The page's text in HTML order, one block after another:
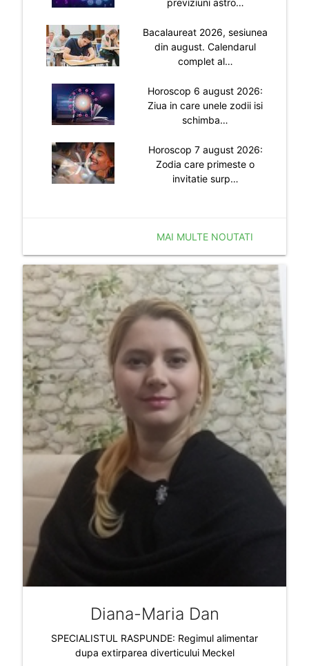
Bacalaureat 2026, sesiunea
din august. Calendarul
complet al…
Horoscop 6 august 2026:
Ziua in care unele zodii isi
schimba…
Horoscop 7 august 2026:
Zodia care primeste o
invitatie surp…
MAI MULTE NOUTATI
Diana-Maria Dan
SPECIALISTUL RASPUNDE: Regimul alimentar
dupa extirparea diverticului Meckel